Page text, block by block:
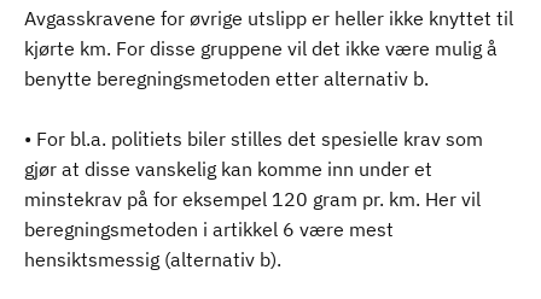
Avgasskravene for øvrige utslipp er heller ikke knyttet til
kjørte km. For disse gruppene vil det ikke være mulig å
benytte beregningsmetoden etter alternativ b.
• For bl.a. politiets biler stilles det spesielle krav som
gjør at disse vanskelig kan komme inn under et
minstekrav på for eksempel 120 gram pr. km. Her vil
beregningsmetoden i artikkel 6 være mest
hensiktsmessig (alternativ b).